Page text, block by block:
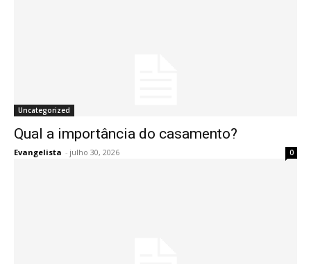
Uncategorized
Qual a importância do casamento?
Evangelista - julho 30, 2026 0